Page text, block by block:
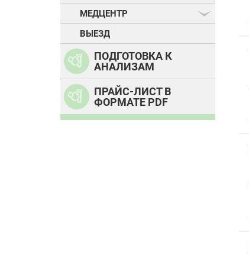
МЕДЦЕНТР
ВЫЕЗД
ПОДГОТОВКА К
АНАЛИЗАМ
ПРАЙС-ЛИСТ В
ФОРМАТЕ PDF